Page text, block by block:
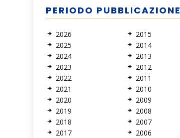
PERIODO PUBBLICAZIONE
2026
2025
2024
2023
2022
2021
2020
2019
2018
2017
2015
2014
2013
2012
2011
2010
2009
2008
2007
2006